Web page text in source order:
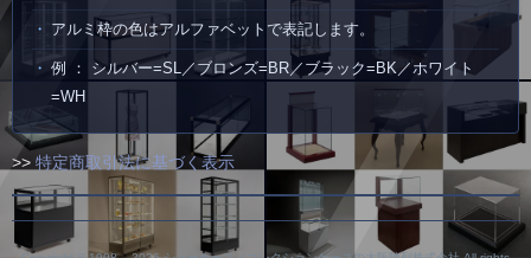
アルミ枠の色はアルファベットで表記します。
例 ： シルバー=SL／ブロンズ=BR／ブラック=BK／ホワイト
=WH
>> 特定商取引法に基づく表示